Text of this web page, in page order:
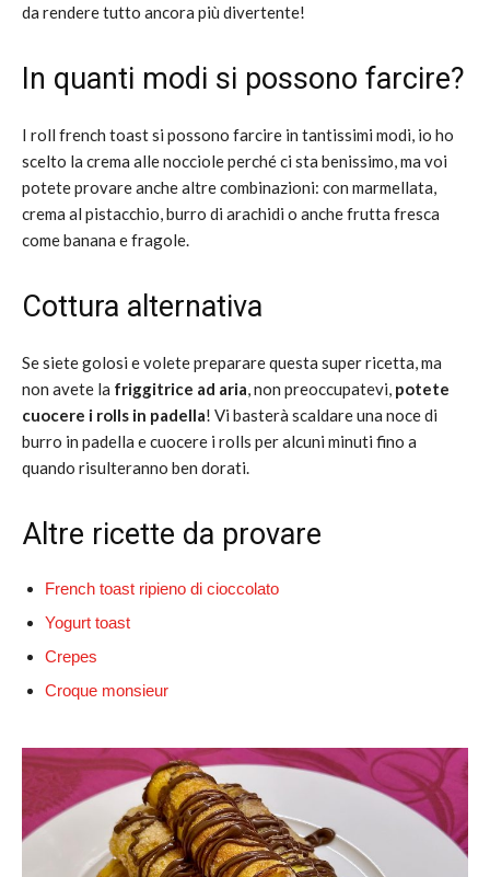
da rendere tutto ancora più divertente!
In quanti modi si possono farcire?
I roll french toast si possono farcire in tantissimi modi, io ho
scelto la crema alle nocciole perché ci sta benissimo, ma voi
potete provare anche altre combinazioni: con marmellata,
crema al pistacchio, burro di arachidi o anche frutta fresca
come banana e fragole.
Cottura alternativa
Se siete golosi e volete preparare questa super ricetta, ma
non avete la friggitrice ad aria, non preoccupatevi, potete
cuocere i rolls in padella! Vi basterà scaldare una noce di
burro in padella e cuocere i rolls per alcuni minuti fino a
quando risulteranno ben dorati.
Altre ricette da provare
French toast ripieno di cioccolato
Yogurt toast
Crepes
Croque monsieur